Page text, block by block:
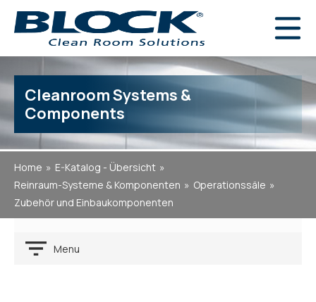
Cleanroom Systems &
Components
Home
E-Katalog - Übersicht
Reinraum-Systeme & Komponenten
Operationssäle
Zubehör und Einbaukomponenten
Menu